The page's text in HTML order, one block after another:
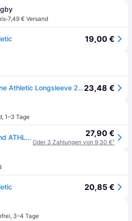
·7,49 € Versand
19,00 €
Erima Unisex Erwachsene Athletic Longsleeve 2.0 Funktionsunterwäsche23,48 €
, 1–3 Tage
ERIMA Herren Unterhemd ATHLETIC longsleeve function 27,90 €
Oder 3 Zahlungen von 9,30 €¹
20,85 €
, 3–4 Tage